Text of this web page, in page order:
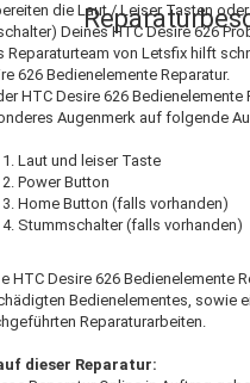
die Laut / Leiser Tasten
Deines HTC Desire 626
Reparaturteam von Letsfix hilft
626 Bedienelemente Reparatur.
HTC Desire 626
Augenmerk auf folgende
Laut und leiser Taste
Power Button
Home Button (falls vorhanden)
Stummschalter (falls vorhanden)
HTC Desire 626 Bedienelemente
Bedienelementes, sowie
Reparaturarbeiten.
dieser Reparatur: